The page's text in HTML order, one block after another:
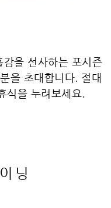
을 선사하는 포시즌
을 초대합니다. 절대
식을 누려보세요.
닝